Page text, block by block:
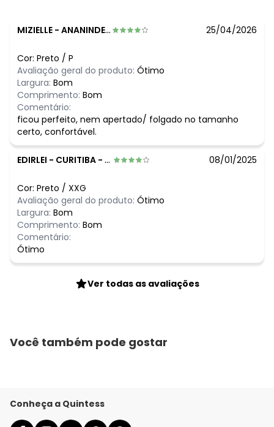
fevereiro/2026 N/D*
MIZIELLE - ANANINDEUA - PA 25/04/2026
Cor: Preto / P
Avaliação geral do produto: Ótimo
Largura: Bom
Comprimento: Bom
Comentário:
ficou perfeito, nem apertado/ folgado no tamanho
certo, confortável.
EDIRLEI - CURITIBA - PR 08/01/2025
Cor: Preto / XXG
Avaliação geral do produto: Ótimo
Largura: Bom
Comprimento: Bom
Comentário:
Ótimo
Ver todas as avaliações
Você também pode gostar
Conheça a Quintess